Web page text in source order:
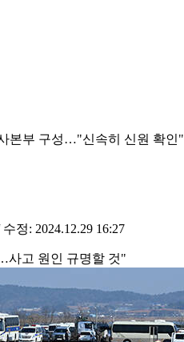
본부 구성…"신속히 신원 확인"
정: 2024.12.29 16:27
사고 원인 규명할 것"